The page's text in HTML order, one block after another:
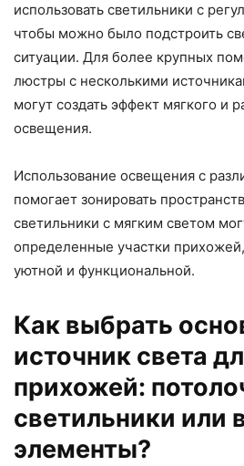
использовать светильники с
чтобы можно было подстроить
ситуации. Для более крупных
люстры с несколькими
могут создать эффект мягкого и
освещения.
Использование освещения с
помогает зонировать
светильники с мягким светом
определенные участки
уютной и функциональной.
Как выбрать
источник света
прихожей:
светильники или
элементы?